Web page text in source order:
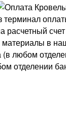
терминал
расчетный счет
в
(в любом
отделении